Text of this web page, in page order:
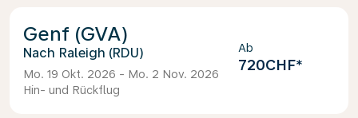
Genf (GVA)
Raleigh (RDU)
Mo. 19 Okt. 2026 - Mo. 2 Nov. 2026
Hin- und Rückflug
Ab
720CHF*